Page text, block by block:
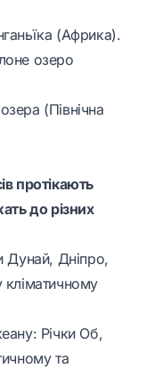
(Африка).
озеро
(Північна
протікають
до різних
Дунай, Дніпро,
Річки Об,
та